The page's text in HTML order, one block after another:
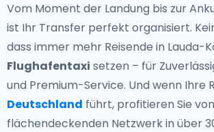
Vom Moment der Landung bis zur
ist Ihr Transfer perfekt organisiert.
dass immer mehr Reisende in Lauda-
Flughafentaxi setzen – für
und Premium-Service. Und wenn Ihre
Deutschland führt, profitieren Sie
flächendeckenden Netzwerk in über